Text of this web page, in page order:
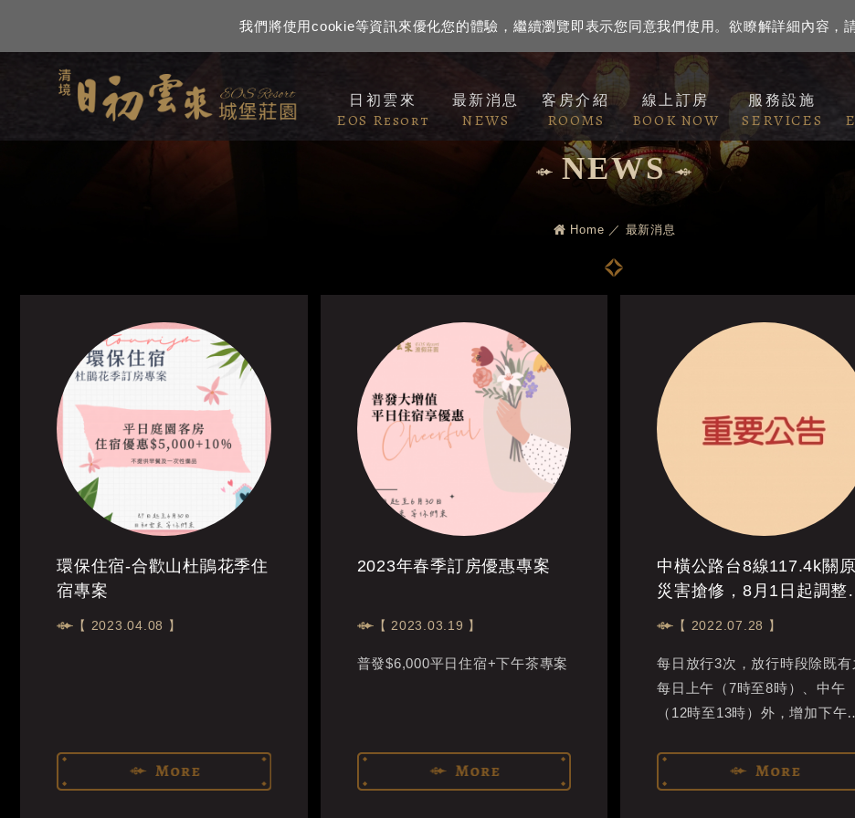
我們將使用cookie等資訊來優化您的體驗，繼續瀏覽即表示您同意我們使用。欲瞭解詳細內容，
日初雲來
EOS Resort
最新消息
NEWS
客房介紹
ROOMS
線上訂房
BOOK NOW
服務設施
SERVICES
NEWS
Home 最新消息
環保住宿-合歡山杜鵑花季住
宿專案
【 2023.04.08 】
2023年春季訂房優惠專案
【 2023.03.19 】
普發$6,000平日住宿+下午茶專案
中橫公路台8線117.4k關原
災害搶修，8月1日起調整
管措施
【 2022.07.28 】
每日放行3次，放行時段除既有
每日上午（7時至8時）、中午
（12時至13時）外，增加下午